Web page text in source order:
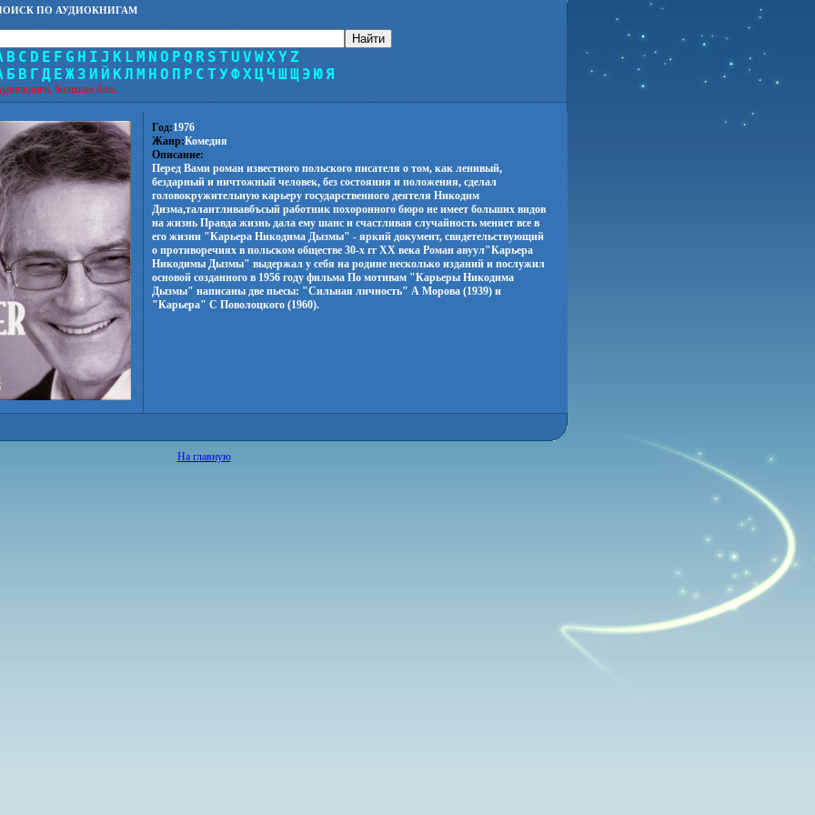
ПО АУДИОКНИГАМ
B C D E F G H I J K L M N O P Q R S T U V WXYZ
Б В Г Д Е Ж З И Й КЛ М Н О П Р С Т УФХ ЦЧ Ш Щ Э ЮЯ
большая база.
Год:1976
Жанр:Комедия
Описание:
Перед Вами роман известного польского писателя о том, как ленивый,
бездарный и ничтожный человек, без состояния и положения, сделал
головокружительную карьеру государственного деятеля Никодим
Дизма,талантливавбъсый работник похоронного бюро не имеет больших видов
на жизнь Правда жизнь дала ему шанс и счастливая случайность меняет все в
его жизни "Карьера Никодима Дызмы" - яркий документ, свидетельствующий
о противоречиях в польском обществе 30-х гг XX века Роман авуул"Карьера
Никодимы Дызмы" выдержал у себя на родине несколько изданий и послужил
основой созданного в 1956 году фильма По мотивам "Карьеры Никодима
Дызмы" написаны две пьесы: "Сильная личность" А Морова (1939) и
"Карьера" С Поволоцкого (1960).
На главную